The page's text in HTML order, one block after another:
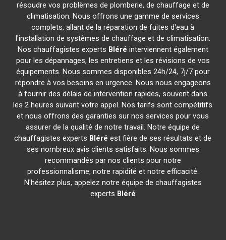
résoudre vos problèmes de plomberie, de chauffage et de
climatisation. Nous offrons une gamme de services
complets, allant de la réparation de fuites d'eau à
l'installation de systèmes de chauffage et de climatisation.
Nos chauffagistes experts Bléré interviennent également
pour les dépannages, les entretiens et les révisions de vos
équipements. Nous sommes disponibles 24h/24, 7j/7 pour
répondre à vos besoins en urgence. Nous nous engageons
à fournir des délais de intervention rapides, souvent dans
les 2 heures suivant votre appel. Nos tarifs sont compétitifs
et nous offrons des garanties sur nos services pour vous
assurer de la qualité de notre travail. Notre équipe de
chauffagistes experts Bléré est fière de ses résultats et de
ses nombreux avis clients satisfaits. Nous sommes
recommandés par nos clients pour notre
professionnalisme, notre rapidité et notre efficacité.
N'hésitez plus, appelez notre équipe de chauffagistes
experts Bléré